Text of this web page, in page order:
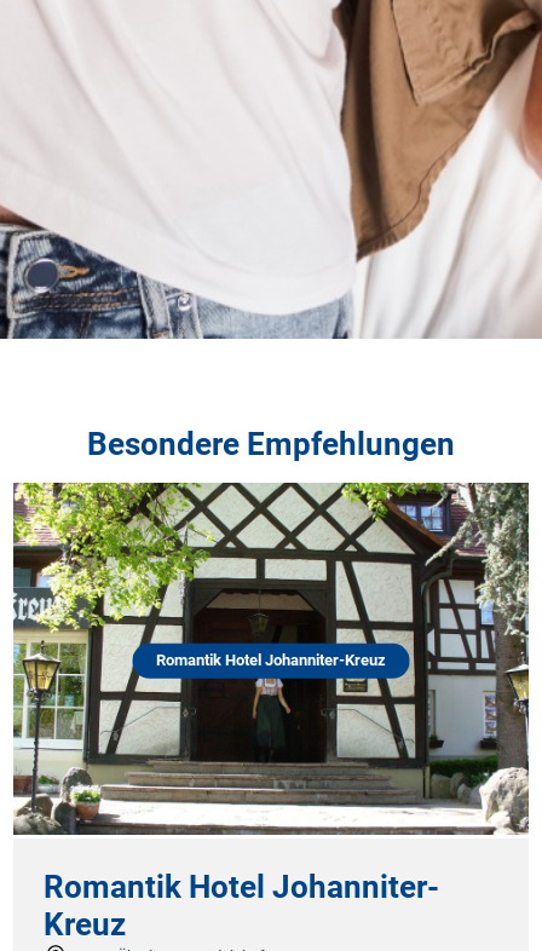
Besondere Empfehlungen
Romantik Hotel Johanniter-Kreuz
Romantik Hotel Johanniter-
Kreuz